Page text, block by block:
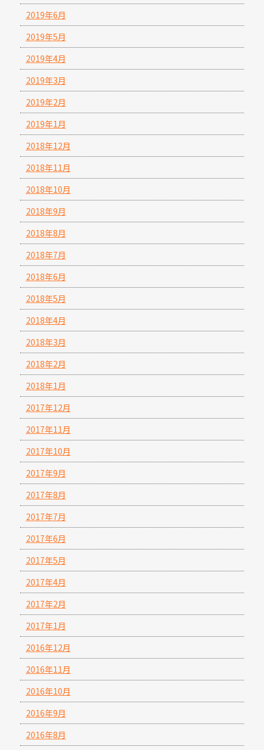
2019年6月
2019年5月
2019年4月
2019年3月
2019年2月
2019年1月
2018年12月
2018年11月
2018年10月
2018年9月
2018年8月
2018年7月
2018年6月
2018年5月
2018年4月
2018年3月
2018年2月
2018年1月
2017年12月
2017年11月
2017年10月
2017年9月
2017年8月
2017年7月
2017年6月
2017年5月
2017年4月
2017年2月
2017年1月
2016年12月
2016年11月
2016年10月
2016年9月
2016年8月